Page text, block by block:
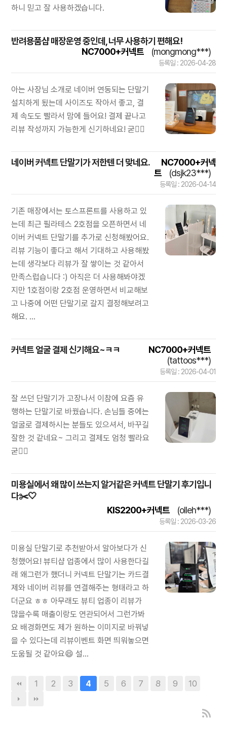
하니 믿고 잘 사용하겠습니다.
반려용품샵 매장운영 중인데, 너무 사용하기 편해요!
NC7000+커넥트
(mongmong***)
등록일 : 2026-04-28
아는 사장님 소개로 네이버 연동되는 단말기
설치하게 됬는데 사이즈도 작아서 좋고, 결
제 속도도 빨라서 맘에 들어요! 결제 끝나고
리뷰 작성까지 가능한게 신기하네요! 굳👍🏻
네이버 커넥트 단말기가 저한텐 더 맞네요.
NC7000+커넥
트
(dsjk23***)
등록일 : 2026-04-14
기존 매장에서는 토스프론트를 사용하고 있
는데 최근 필라테스 2호점을 오픈하면서 네
이버 커넥트 단말기를 추가로 신청해봤어요.
리뷰 기능이 좋다고 해서 기대하고 사용해봤
는데 생각보다 리뷰가 잘 쌓이는 것 같아서
만족스럽습니다 :) 아직은 더 사용해봐야겠
지만 1호점이랑 2호점 운영하면서 비교해보
고 나중에 어떤 단말기로 갈지 결정해보려고
해요. ...
커넥트 얼굴 결제 신기해요~ㅋㅋ
NC7000+커넥트
(tattoos***)
등록일 : 2026-04-01
잘 쓰던 단말기가 고장나서 이참에 요즘 유
행하는 단말기로 바꿨습니다. 손님들 중에는
얼굴로 결제하시는 분들도 있으셔서, 바꾸길
잘한 것 같네요~ 그리고 결제도 엄청 빨라요
굳👍🏻
미용실에서 왜 많이 쓰는지 알거같은 커넥트 단말기 후기입니
다✂️🤍
KIS2200+커넥트
(olleh***)
등록일 : 2026-03-26
미용실 단말기로 추천받아서 알아보다가 신
청했어요! 뷰티샵 업종에서 많이 사용한다길
래 왜그런가 했더니 커넥트 단말기는 카드결
제와 네이버 리뷰를 연결해주는 형태라고 하
더군요 ㅎㅎ 아무래도 뷰티 업종이 리뷰가
많을수록 매출이랑도 연관되어서 그런가봐
요 배경화면도 제가 원하는 이미지로 바꿔넣
을 수 있다는데 리뷰이벤트 화면 띄워놓으면
도움될 것 같아요😄 설...
1 2 3 4 5 6 7 8 9 10